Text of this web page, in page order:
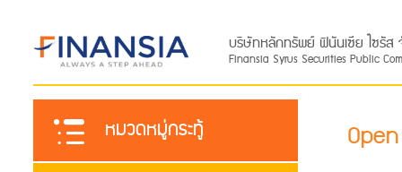
บริษัทหลักทรัพย์ ฟินันเซีย ไซรัส
Finansia Syrus Securities Public
หมวดหมู่กระทู้